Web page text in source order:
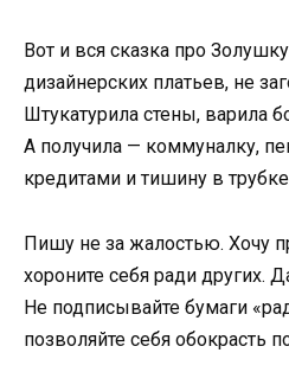
Вот и вся сказка про
дизайнерских платьев, не
Штукатурила стены, варила
А получила — коммуналку,
кредитами и тишину в
Пишу не за жалостью. Хочу
хороните себя ради других.
Не подписывайте бумаги
позволяйте себя обокрасть